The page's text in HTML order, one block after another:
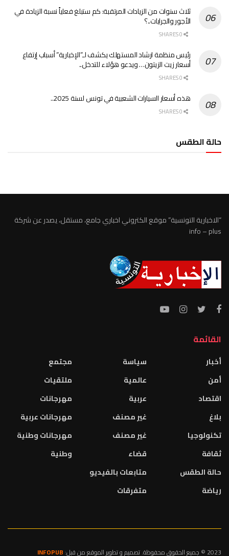
ثلاث سنوات من الزيادات المرتقبة: كم ستبلغ فعلياً نسبة الزيادة في
الأجور والجرايات..؟
رئيس منظمة ارشاد المستهلك يكشف لـ”الإخبارية” أسباب إرتفاع
أسعار زيت الزيتون… ويدعو هؤلاء للتدخل..
هذه أسعار السيارات الشعبية في تونس لسنة 2025..
حالة الطقس
“الاخبارية التونسية” موقع الكتروني اخباري جامع، مستقل، يصدر عن شركة
info – plus
القائمة
أخبار
أمن
اقتصاد
بلاغ
تكنولوجيا
ثقافة
حالة الطقس
رياضة
سياسة
عالمية
عربية
غير مصنف
غير مصنف
قضاء
متابعات بالفيديو
متفرقات
مجتمع
ملتقيات
مهرجانات
مهرجانات عربية
مهرجانات وطنية
وطنية
2023 © جميع الحقوق محفوظة. تصميم و تطوير الموقع من قبل: INFOPUB